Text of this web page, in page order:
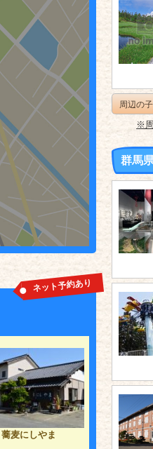
ネット予約あり
蕎麦にしやま
周辺の
※
群馬